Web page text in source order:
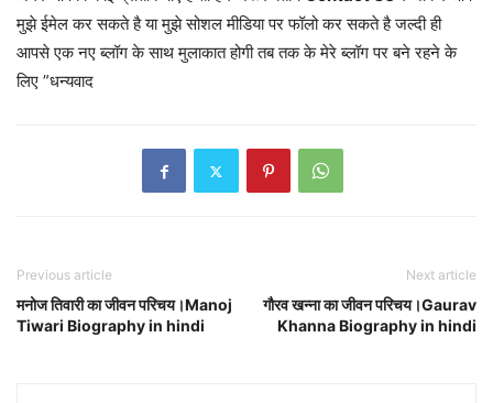
मुझे ईमेल कर सकते है या मुझे सोशल मीडिया पर फॉलो कर सकते है जल्दी ही
आपसे एक नए ब्लॉग के साथ मुलाकात होगी तब तक के मेरे ब्लॉग पर बने रहने के
लिए ”धन्यवाद
Previous article
मनोज तिवारी का जीवन परिचय।Manoj
Tiwari Biography in hindi
Next article
गौरव खन्ना का जीवन परिचय।Gaurav
Khanna Biography in hindi